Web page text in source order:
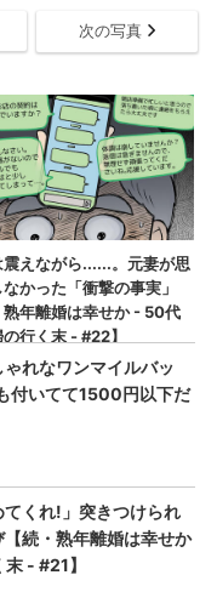
次の写真